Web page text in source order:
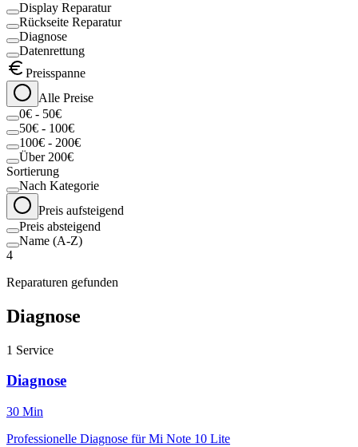
Display Reparatur
Rückseite Reparatur
Diagnose
Datenrettung
Preisspanne
Alle Preise
0€ - 50€
50€ - 100€
100€ - 200€
Über 200€
Sortierung
Nach Kategorie
Preis aufsteigend
Preis absteigend
Name (A-Z)
4
Reparaturen gefunden
Diagnose
1 Service
Diagnose
30 Min
Professionelle Diagnose für Mi Note 10 Lite